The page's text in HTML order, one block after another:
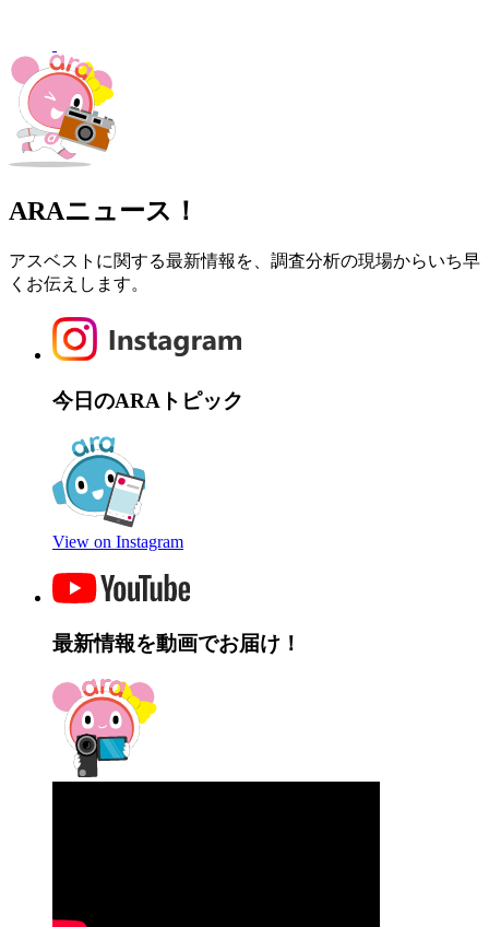
ARAニュース！
アスベストに関する最新情報を、調査分析の現場からいち早
くお伝えします。
今日のARAトピック
View on Instagram
最新情報を動画でお届け！